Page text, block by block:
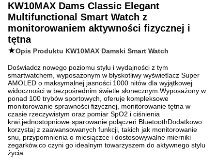
KW10MAX Dams Classic Elegant
Multifunctional Smart Watch z
monitorowaniem aktywności fizycznej i
tętna
★Opis Produktu KW10MAX Damski Smart Watch
Doświadcz nowego poziomu stylu i wydajności z tym
smartwatchem, wyposażonym w błyskotliwy wyświetlacz Super
AMOLED o maksymalnej jasności 1000 nitów dla wyjątkowej
widoczności w bezpośrednim świetle słonecznym.Wyposażony w
ponad 100 trybów sportowych, oferuje kompleksowe
monitorowanie sprawności fizycznej, monitorowanie tętna w
czasie rzeczywistym oraz pomiar SpO2 i ciśnienia
krwi.jednostopniowe sparowanie połączeń BluetoothDodatkowo
korzystaj z zaawansowanych funkcji, takich jak monitorowanie
snu, przypomnienia o miesiączce i dostosowywalne mierniki
zegarków.co czyni go idealnym towarzyszem do aktywnego stylu
życia..